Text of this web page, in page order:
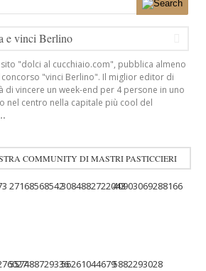
e vinci Berlino
"dolci al cucchiaio.com", pubblica almeno
"vinci Berlino". Il miglior editor di
di vincere un week-end per 4 persone in uno
nel centro nella capitale più cool del
COMMUNITY DI MASTRI PASTICCIERI
27168568542308488272204340903069288166
557488729336562610446795882293028